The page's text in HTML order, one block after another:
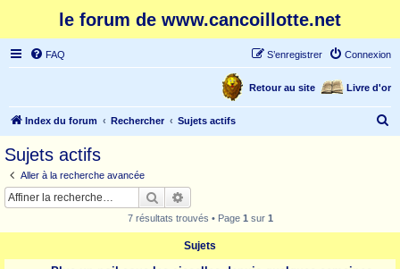
le forum de www.cancoillotte.net
FAQ Connexion
S’enregistrer
Livre d'or
Retour au site
Index du forum Rechercher Sujets actifs
Sujets actifs
Aller à la recherche avancée
Rechercher
7 résultats trouvés • Page 1 sur 1
Sujets